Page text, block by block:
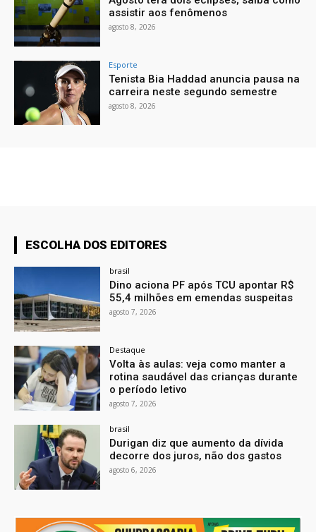
assistir aos fenômenos
agosto 8, 2026
Esporte
Tenista Bia Haddad anuncia pausa na
carreira neste segundo semestre
agosto 8, 2026
ESCOLHA DOS EDITORES
brasil
Dino aciona PF após TCU apontar R$
55,4 milhões em emendas suspeitas
agosto 7, 2026
Destaque
Volta às aulas: veja como manter a
rotina saudável das crianças durante
o período letivo
agosto 7, 2026
brasil
Durigan diz que aumento da dívida
decorre dos juros, não dos gastos
agosto 6, 2026